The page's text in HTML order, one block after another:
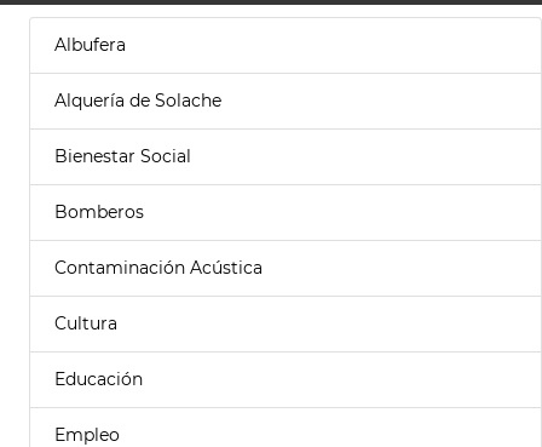
Albufera
Alquería de Solache
Bienestar Social
Bomberos
Contaminación Acústica
Cultura
Educación
Empleo